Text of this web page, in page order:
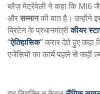
ब्लैज़ मेट्रेवेली ने कहा कि MI6
औरसम्मानकी बात है। उन्होंने
ब्रिटेन के प्रधानमंत्रीकीयर
“ऐतिहासिक” करार देते हुए
एजेंसियों का कार्य पहले से कहीं